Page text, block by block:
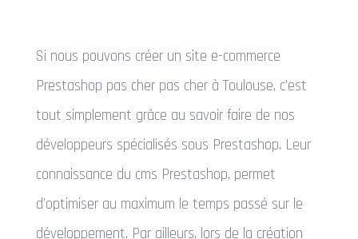
Si nous pouvons créer un site e-commerce
Prestashop pas cher pas cher à Toulouse, c’est
tout simplement grâce au savoir faire de nos
développeurs spécialisés sous Prestashop. Leur
connaissance du cms Prestashop, permet
d’optimiser au maximum le temps passé sur le
développement. Par ailleurs, lors de la création